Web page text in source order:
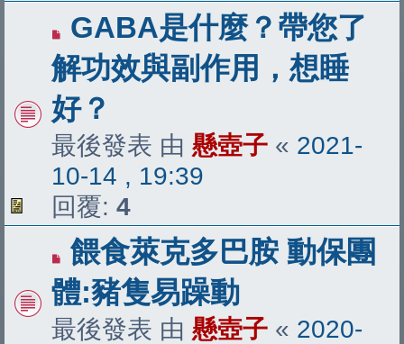
GABA是什麼？帶您了
解功效與副作用，想睡
好？
最後發表 由 懸壺子 « 2021-
10-14 , 19:39
回覆: 4
餵食萊克多巴胺 動保團
體:豬隻易躁動
最後發表 由 懸壺子 « 2020-